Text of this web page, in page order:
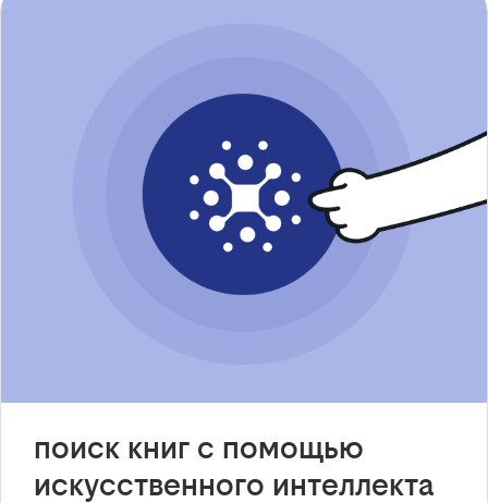
поиск книг с помощью
искусственного интеллекта